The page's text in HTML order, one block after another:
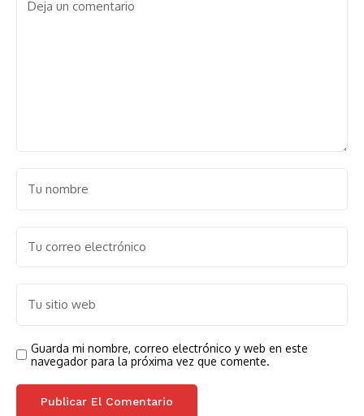
Guarda mi nombre, correo electrónico y web en este
navegador para la próxima vez que comente.